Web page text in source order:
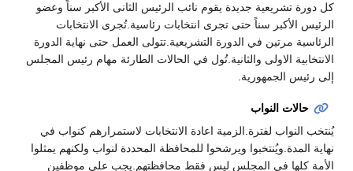
كل دورة تشريعية جديدة يقوم نائب الرئيس الثانى الأكبر سناً وعضو
الرئيس الأكبر سناً حتى تجرى انتخابات رئاسية.تُجرى الانتخابات
الرئاسية مرتين في الدورة التشريعية.تتولى العمل حتى نهاية الدورة
الانتخابية الاولى والثانية.تُول في الحالات الطارئة مهام رئيس المجلس
إلى رئيس الجمهورية.
حالات النواب
يُنتخب النواب لفترة.الزمية اعادة الانتخابات لاستمرارهم كنواب في
نهاية المدة.ويُنتخبوا ويرشحوا للمحافظة المحددة لنواب ولكنهم يمثلوا
الأمة كلها في المجلس ليس فقط محافظتهم.يجب على موظفين